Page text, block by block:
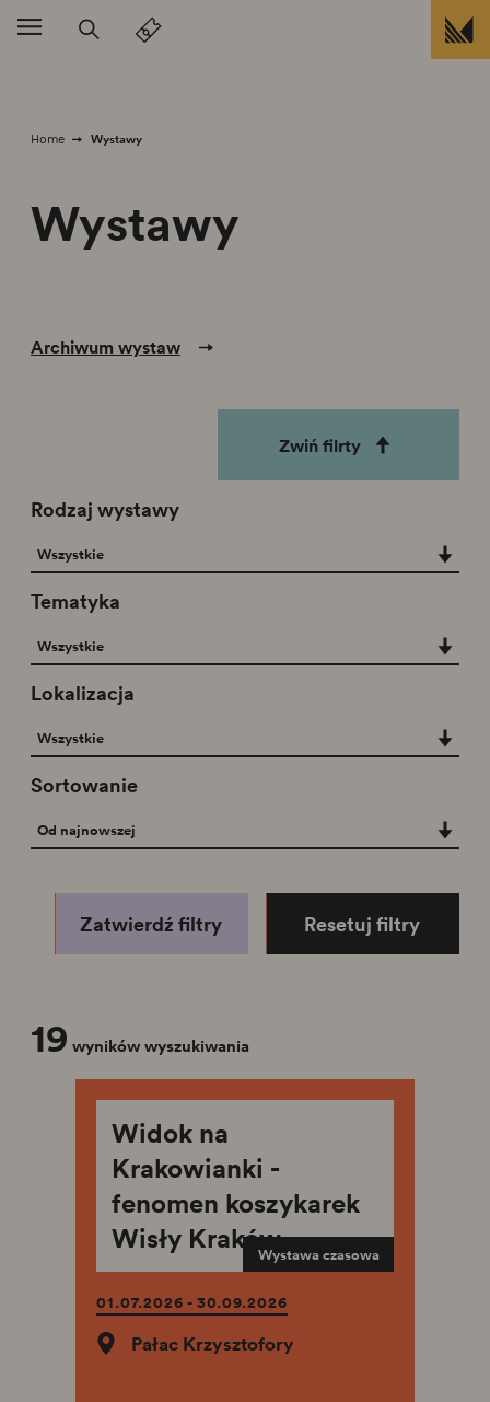
Home Wystawy
Wystawy
Archiwum wystaw
Zwiń filrty
Rodzaj wystawy
Rodzaj wystawy
Wszystkie
Tematyka
Tematyka
Wszystkie
Lokalizacja
Lokalizacja
Wszystkie
Sortowanie
Sortowanie
Od najnowszej
Zatwierdź filtry Resetuj filtry
19 wyników wyszukiwania
Widok na
Krakowianki -
fenomen koszykarek
Wisły KrakówWystawa czasowa
01.07.2026 - 30.09.2026
Pałac Krzysztofory